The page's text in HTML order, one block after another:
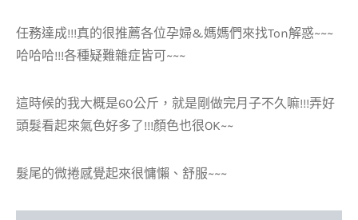
任務達成!!!真的很推薦各位孕婦&媽媽們來找Ton解惑~~~
哈哈哈!!!各種疑難雜症皆可~~~
這時候的我大概是60公斤，就是剛做完月子不久嘛!!!弄好
頭髮看起來氣色好多了!!!顏色也很OK~~
髮尾的微捲感覺起來很慵懶、舒服~~~